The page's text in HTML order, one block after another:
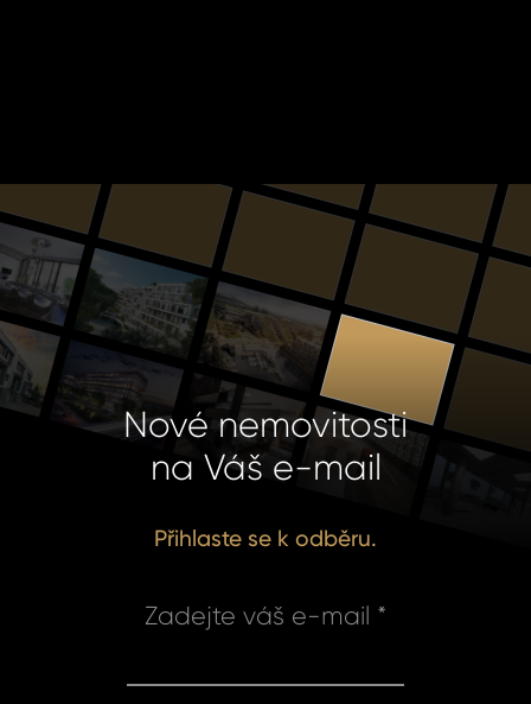
Nové nemovitosti
na Váš e-mail
Přihlaste se k odběru.
Zadejte váš e-mail *